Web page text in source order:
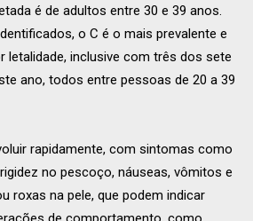
é de adultos entre 30 e 39 anos.
o C é o mais prevalente e
letalidade, inclusive com três dos sete
ano, todos entre pessoas de 20 a 39
rapidamente, com sintomas como
no pescoço, náuseas, vômitos e
roxas na pele, que podem indicar